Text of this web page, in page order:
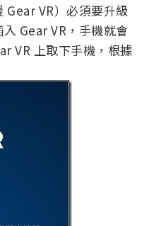
Gear VR）必須要升級
Gear VR ，手機就會
VR 上取下手機，根據